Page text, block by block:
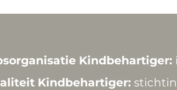
Kindbehartiger:
Kindbehartiger: